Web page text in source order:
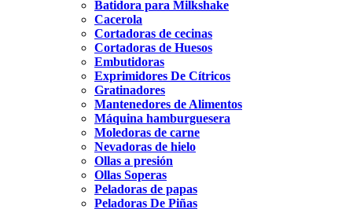
Batidora para Milkshake
Cacerola
Cortadoras de cecinas
Cortadoras de Huesos
Embutidoras
Exprimidores De Cítricos
Gratinadores
Mantenedores de Alimentos
Máquina hamburguesera
Moledoras de carne
Nevadoras de hielo
Ollas a presión
Ollas Soperas
Peladoras de papas
Peladoras De Piñas